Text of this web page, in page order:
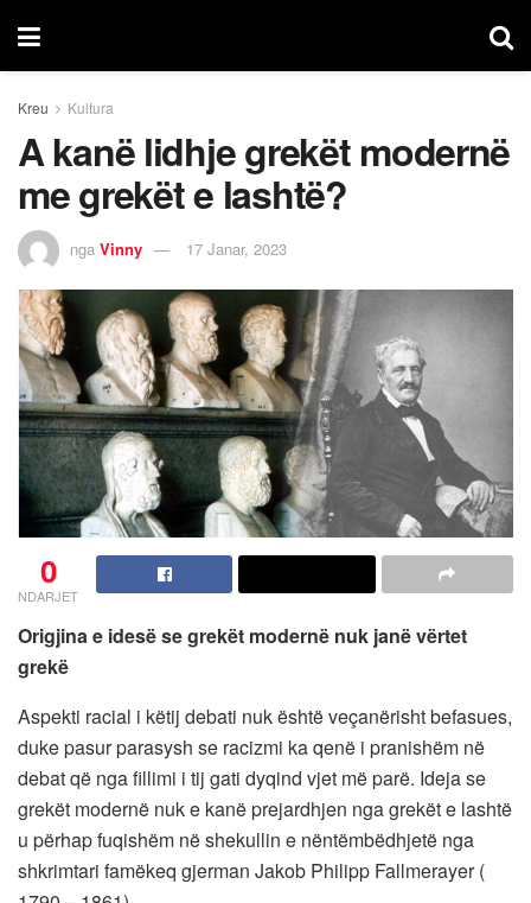
Kreu Kultura
A kanë lidhje grekët modernë
me grekët e lashtë?
nga Vinny 17 Janar, 2023
0
NDARJET
Origjina e idesë se grekët modernë nuk janë vërtet
grekë
Aspekti racial i këtij debati nuk është veçanërisht befasues,
duke pasur parasysh se racizmi ka qenë i pranishëm në
debat që nga fillimi i tij gati dyqind vjet më parë. Ideja se
grekët modernë nuk e kanë prejardhjen nga grekët e lashtë
u përhap fuqishëm në shekullin e nëntëmbëdhjetë nga
shkrimtari famëkeq gjerman Jakob Philipp Fallmerayer (